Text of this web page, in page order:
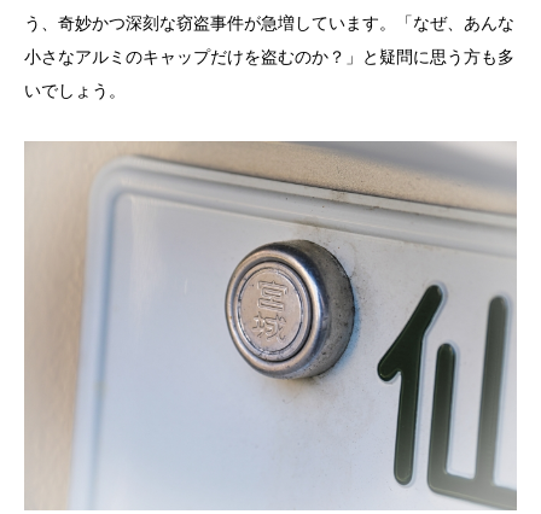
う、奇妙かつ深刻な窃盗事件が急増しています。「なぜ、あんな
小さなアルミのキャップだけを盗むのか？」と疑問に思う方も多
いでしょう。